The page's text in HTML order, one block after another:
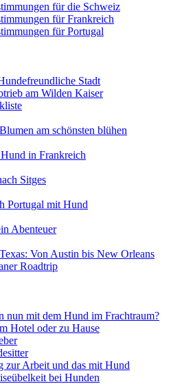
für die Schweiz
für Frankreich
für Portugal
Stadt
am Wilden Kaiser
am schönsten blühen
in Frankreich
Sitges
Portugal mit Hund
Abenteuer
Von Austin bis New Orleans
Roadtrip
nun mit dem Hund im Frachtraum?
Hotel oder zu Hause
zur Arbeit und das mit Hund
bei Hunden